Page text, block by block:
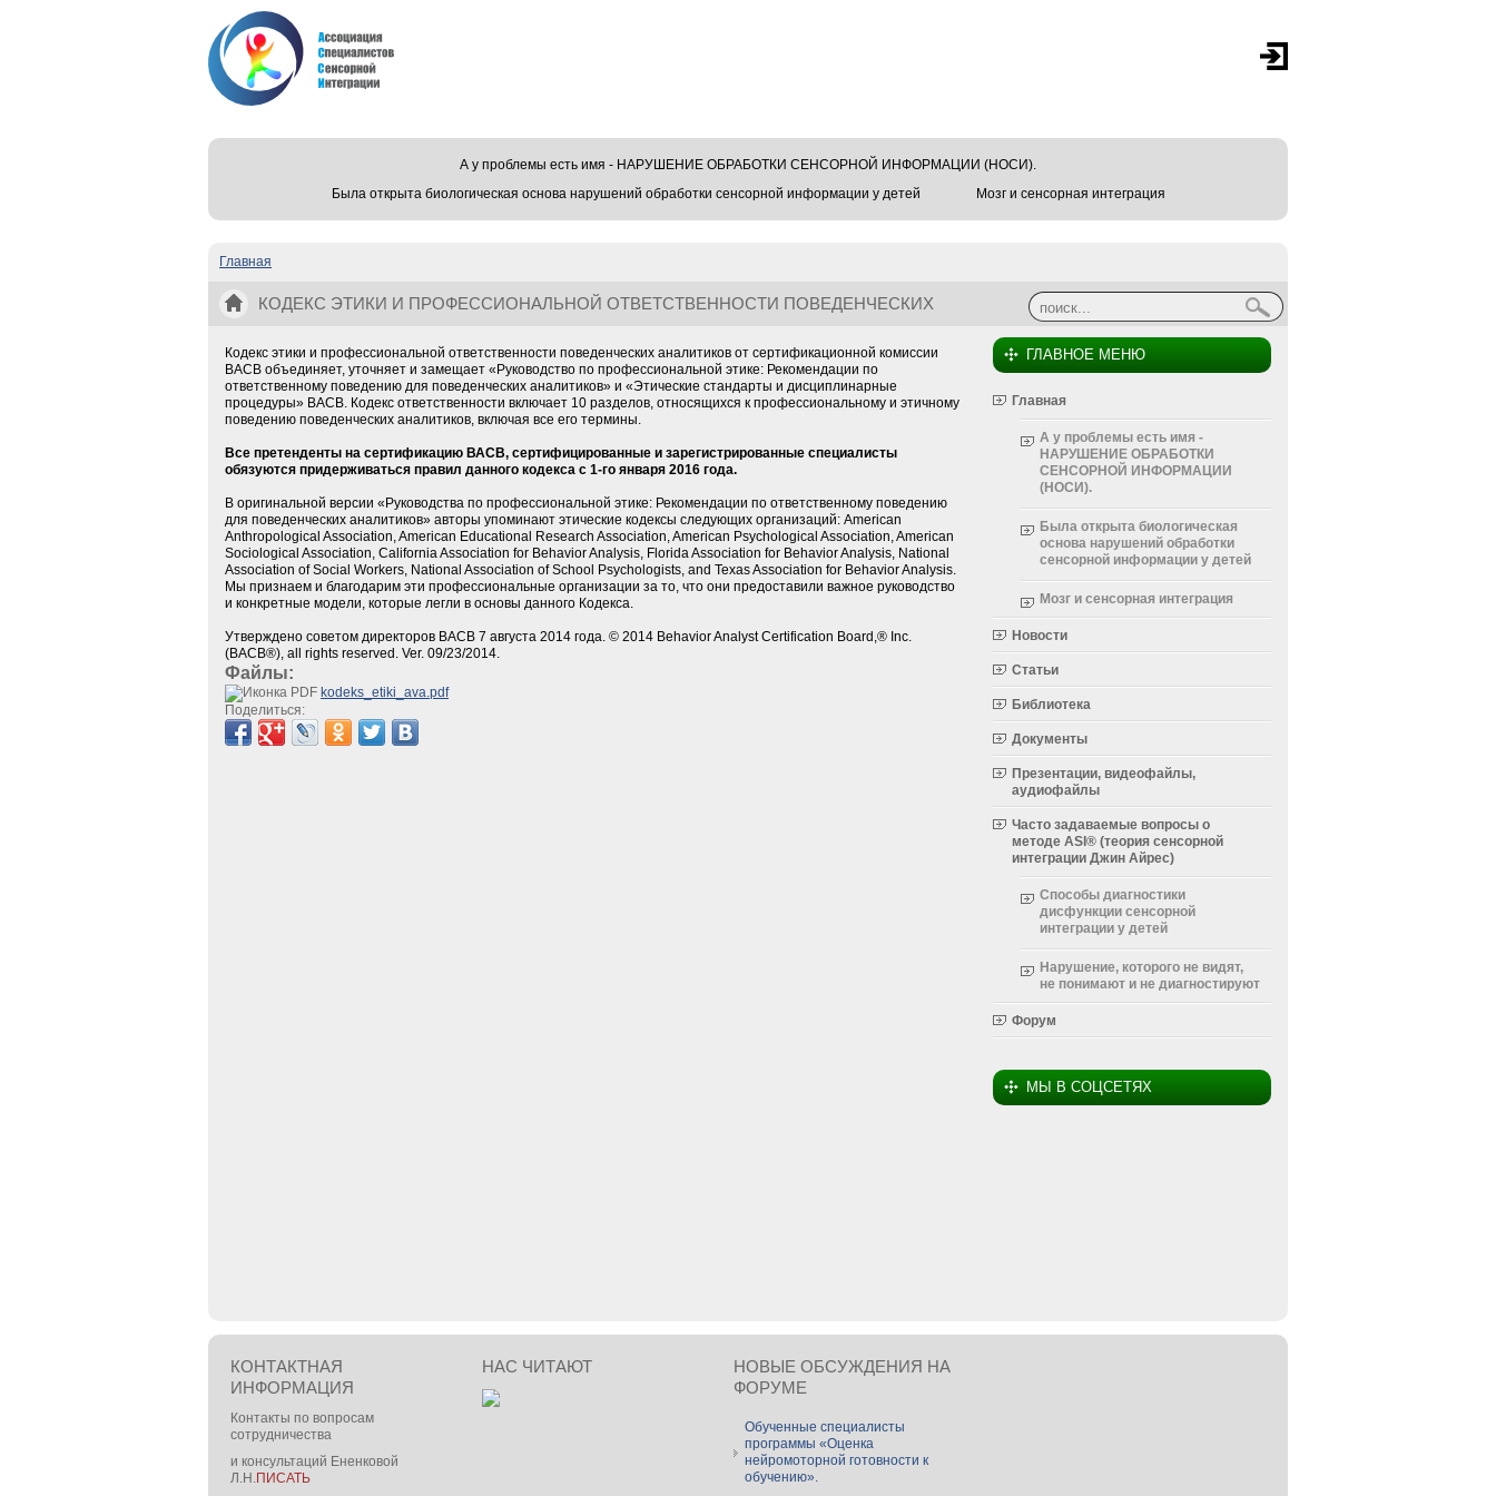
А у проблемы есть имя - НАРУШЕНИЕ ОБРАБОТКИ СЕНСОРНОЙ ИНФОРМАЦИИ (НОСИ).
Была открыта биологическая основа нарушений обработки сенсорной информации у детей
Мозг и сенсорная интеграция
Вы здесь
Главная
КОДЕКС ЭТИКИ И ПРОФЕССИОНАЛЬНОЙ ОТВЕТСТВЕННОСТИ ПОВЕДЕНЧЕСКИХ
Форма поиска
Найти
Кодекс этики и профессиональной ответственности поведенческих аналитиков от сертификационной комиссии
ВАСВ объединяет, уточняет и замещает «Руководство по профессиональной этике: Рекомендации по
ответственному поведению для поведенческих аналитиков» и «Этические стандарты и дисциплинарные
процедуры» ВАСВ. Кодекс ответственности включает 10 разделов, относящихся к профессиональному и этичному
поведению поведенческих аналитиков, включая все его термины.
Все претенденты на сертификацию ВАСВ, сертифицированные и зарегистрированные специалисты
обязуются придерживаться правил данного кодекса с 1-го января 2016 года.
В оригинальной версии «Руководства по профессиональной этике: Рекомендации по ответственному поведению
для поведенческих аналитиков» авторы упоминают этические кодексы следующих организаций: American
Anthropological Association, American Educational Research Association, American Psychological Association, American
Sociological Association, California Association for Behavior Analysis, Florida Association for Behavior Analysis, National
Association of Social Workers, National Association of School Psychologists, and Texas Association for Behavior Analysis.
Мы признаем и благодарим эти профессиональные организации за то, что они предоставили важное руководство
и конкретные модели, которые легли в основы данного Кодекса.
Утверждено советом директоров BACB 7 августа 2014 года. © 2014 Behavior Analyst Certification Board,® Inc.
(BACB®), all rights reserved. Ver. 09/23/2014.
Файлы:
kodeks_etiki_ava.pdf
Поделиться:
ГЛАВНОЕ МЕНЮ
Главная
А у проблемы есть имя -
НАРУШЕНИЕ ОБРАБОТКИ
СЕНСОРНОЙ ИНФОРМАЦИИ
(НОСИ).
Была открыта биологическая
основа нарушений обработки
сенсорной информации у детей
Мозг и сенсорная интеграция
Новости
Статьи
Библиотека
Документы
Презентации, видеофайлы,
аудиофайлы
Часто задаваемые вопросы о
методе ASI® (теория сенсорной
интеграции Джин Айрес)
Способы диагностики
дисфункции сенсорной
интеграции у детей
Нарушение, которого не видят,
не понимают и не диагностируют
Форум
МЫ В СОЦСЕТЯХ
КОНТАКТНАЯ
ИНФОРМАЦИЯ
Контакты по вопросам
сотрудничества
и консультаций Ененковой
Л.Н.ПИСАТЬ
НАС ЧИТАЮТ
НОВЫЕ ОБСУЖДЕНИЯ НА
ФОРУМЕ
Обученные специалисты
программы «Оценка
нейромоторной готовности к
обучению».